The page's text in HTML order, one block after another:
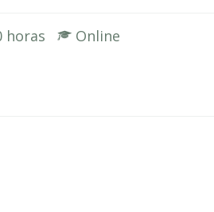
horas Online